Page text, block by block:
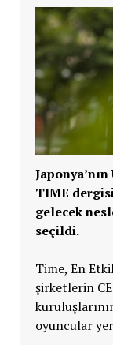
TIME
gelecek
seçildi.
Time, En
şirketlerin
oyuncular